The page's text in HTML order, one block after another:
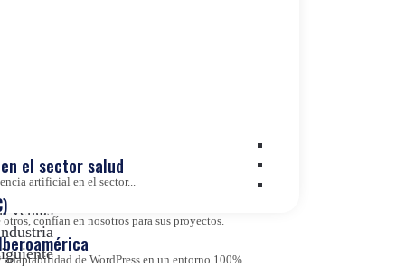
el sector salud
artificial en el sector...
confían en nosotros para sus proyectos.
de WordPress en un entorno 100%.
ventas
Value Based Healthcare
Wordpress VIP